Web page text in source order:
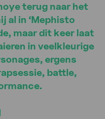
terug naar het
al in ‘Mephisto
maar dit keer laat
in veelkleurige
ergens
battle,